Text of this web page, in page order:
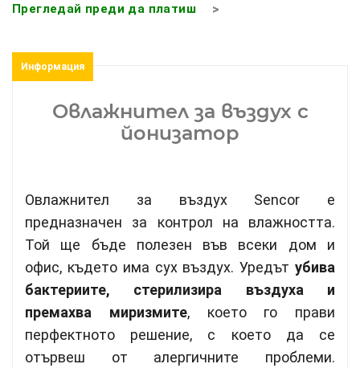
Прегледай преди да платиш
Информация
Овлажнител за въздух с
йонизатор
Овлажнител за въздух Sencor е
предназначен за контрол на влажността.
Той ще бъде полезен във всеки дом и
офис, където има сух въздух. Уредътубива
бактериите, стерилизира въздуха и
премахва миризмите, което го прави
перфектното решение, с което да се
отървеш от алергичните проблеми.